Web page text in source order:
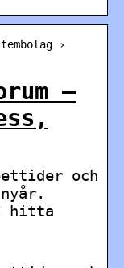
›
–
och
hitta